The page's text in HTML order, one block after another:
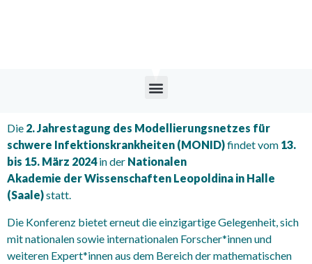
Die 2. Jahrestagung des Modellierungsnetzes für
schwere Infektionskrankheiten (MONID)findet vom 13.
bis 15. März 2024in der Nationalen
Akademie der Wissenschaften Leopoldina in Halle
(Saale)statt.
Die Konferenz bietet erneut die einzigartige Gelegenheit, sich
mit nationalen sowie internationalen Forscher*innen und
weiteren Expert*innen aus dem Bereich der mathematischen